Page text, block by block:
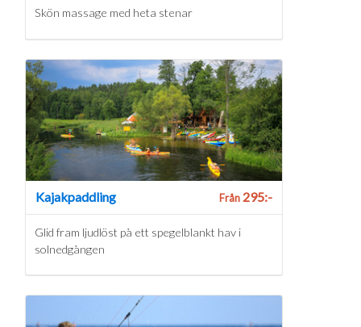
Skön massage med heta stenar
Kajakpaddling Från295:-
Glid fram ljudlöst på ett spegelblankt hav i
solnedgången